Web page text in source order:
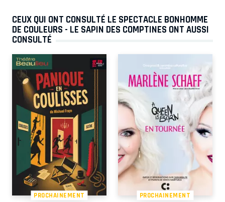
CEUX QUI ONT CONSULTÉ LE SPECTACLE BONHOMME
DE COULEURS - LE SAPIN DES COMPTINES ONT AUSSI
CONSULTÉ
PROCHAINEMENT PROCHAINEMENT